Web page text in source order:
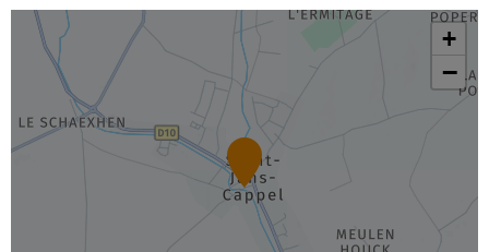
+
−